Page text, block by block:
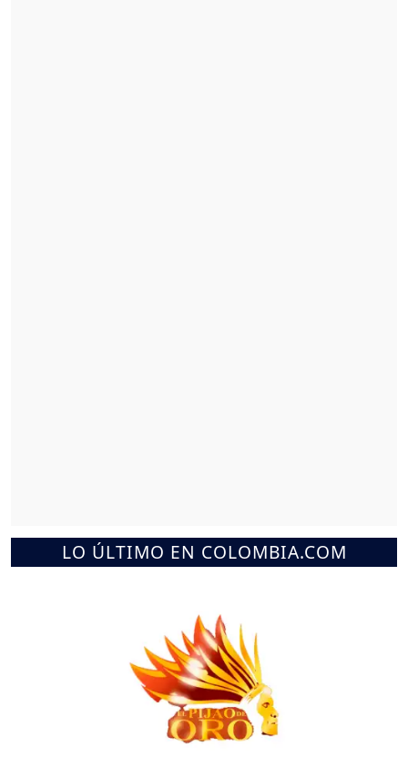
LO ÚLTIMO EN COLOMBIA.COM